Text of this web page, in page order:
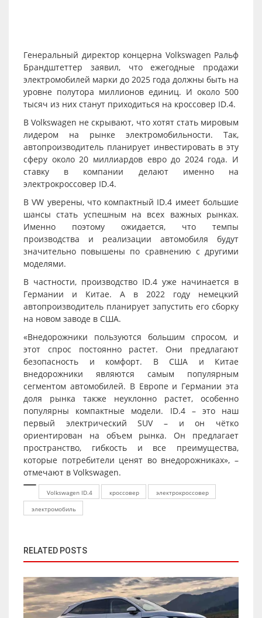
Генеральный директор концерна Volkswagen Ральф
Брандштеттер заявил, что ежегодные продажи
электромобилей марки до 2025 года должны быть на
уровне полутора миллионов единиц. И около 500
тысяч из них станут приходиться на кроссовер ID.4.
В Volkswagen не скрывают, что хотят стать мировым
лидером на рынке электромобильности. Так,
автопроизводитель планирует инвестировать в эту
сферу около 20 миллиардов евро до 2024 года. И
ставку в компании делают именно на
электрокроссовер ID.4.
В VW уверены, что компактный ID.4 имеет большие
шансы стать успешным на всех важных рынках.
Именно поэтому ожидается, что темпы
производства и реализации автомобиля будут
значительно повышены по сравнению с другими
моделями.
В частности, производство ID.4 уже начинается в
Германии и Китае. А в 2022 году немецкий
автопроизводитель планирует запустить его сборку
на новом заводе в США.
«Внедорожники пользуются большим спросом, и
этот спрос постоянно растет. Они предлагают
безопасность и комфорт. В США и Китае
внедорожники являются самым популярным
сегментом автомобилей. В Европе и Германии эта
доля рынка также неуклонно растет, особенно
популярны компактные модели. ID.4 – это наш
первый электрический SUV – и он чётко
ориентирован на объем рынка. Он предлагает
пространство, гибкость и все преимущества,
которые потребители ценят во внедорожниках», –
отмечают в Volkswagen.
Volkswagen ID.4 кроссовер
электрокроссовер
электромобиль
RELATED POSTS